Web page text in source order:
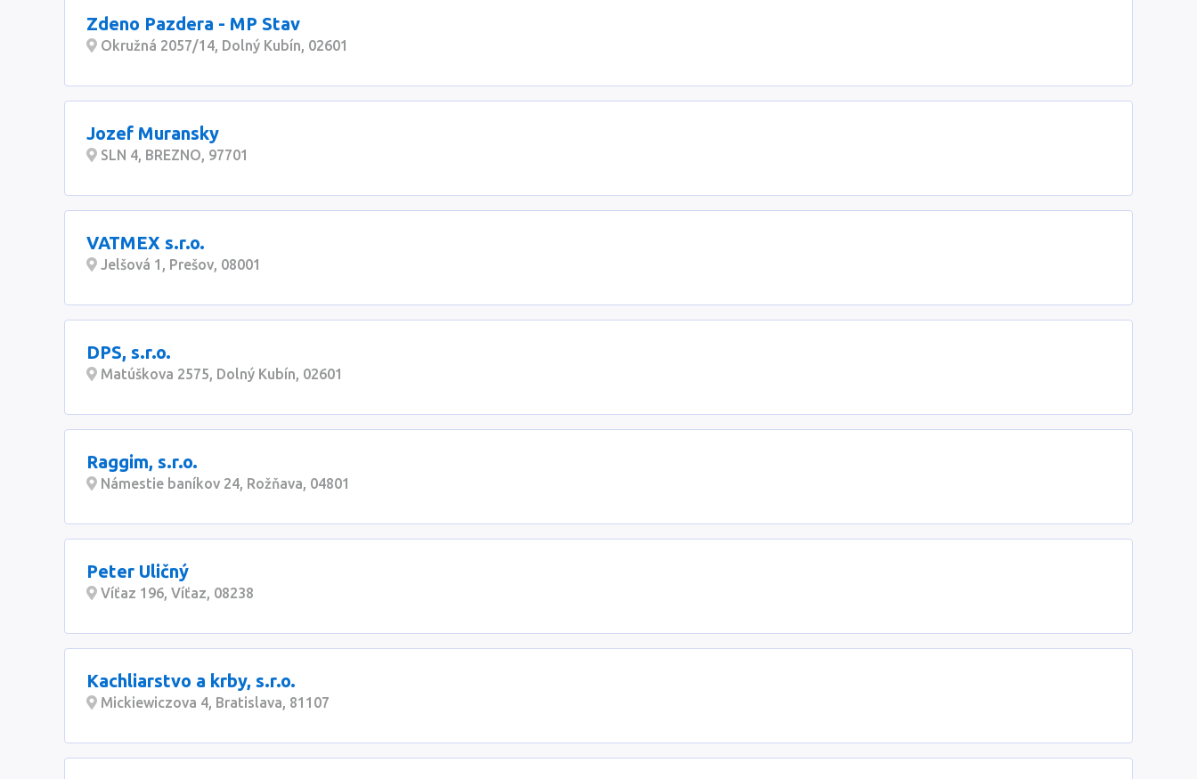
Zdeno Pazdera - MP Stav
Okružná 2057/14, Dolný Kubín, 02601
Jozef Muransky
SLN 4, BREZNO, 97701
VATMEX s.r.o.
Jelšová 1, Prešov, 08001
DPS, s.r.o.
Matúškova 2575, Dolný Kubín, 02601
Raggim, s.r.o.
Námestie baníkov 24, Rožňava, 04801
Peter Uličný
Víťaz 196, Víťaz, 08238
Kachliarstvo a krby, s.r.o.
Mickiewiczova 4, Bratislava, 81107